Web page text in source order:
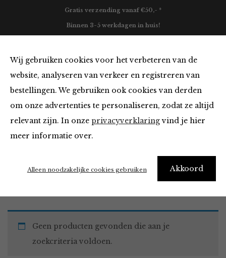
Wij gebruiken cookies voor het verbeteren van de
website, analyseren van verkeer en registreren van
bestellingen. We gebruiken ook cookies van derden
om onze advertenties te personaliseren, zodat ze altijd
relevant zijn. In onze privacyverklaringvind je hier
meer informatie over.
Akkoord
Alleen noodzakelijke cookies gebruiken
Gratis verzending vanaf €50,- *
Binnen 3-5 werkdagen in huis!
Vesten en Truien
Home Winkel Kleding Vesten en Truien
Geen producten gevonden die aan je
zoekcriteria voldoen.